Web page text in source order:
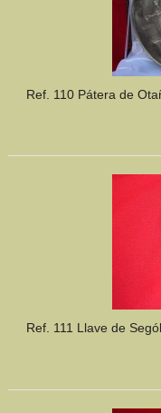
Ref. 110 Pátera de
Ref. 111 Llave de